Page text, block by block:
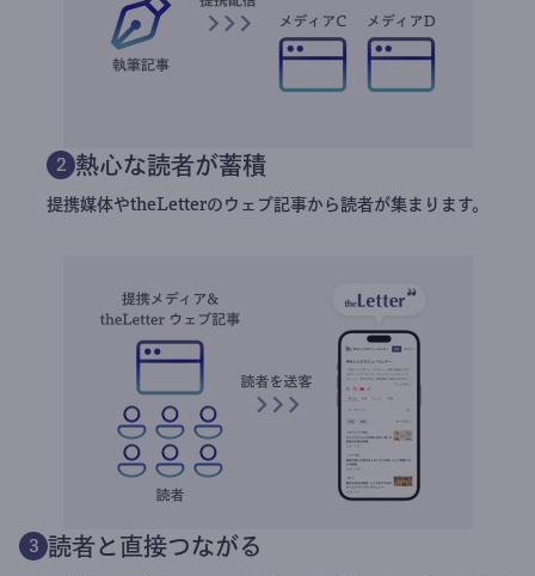
2 熱心な読者が蓄積
提携媒体やtheLetterのウェブ記事から読者が集まります。
3 読者と直接つながる